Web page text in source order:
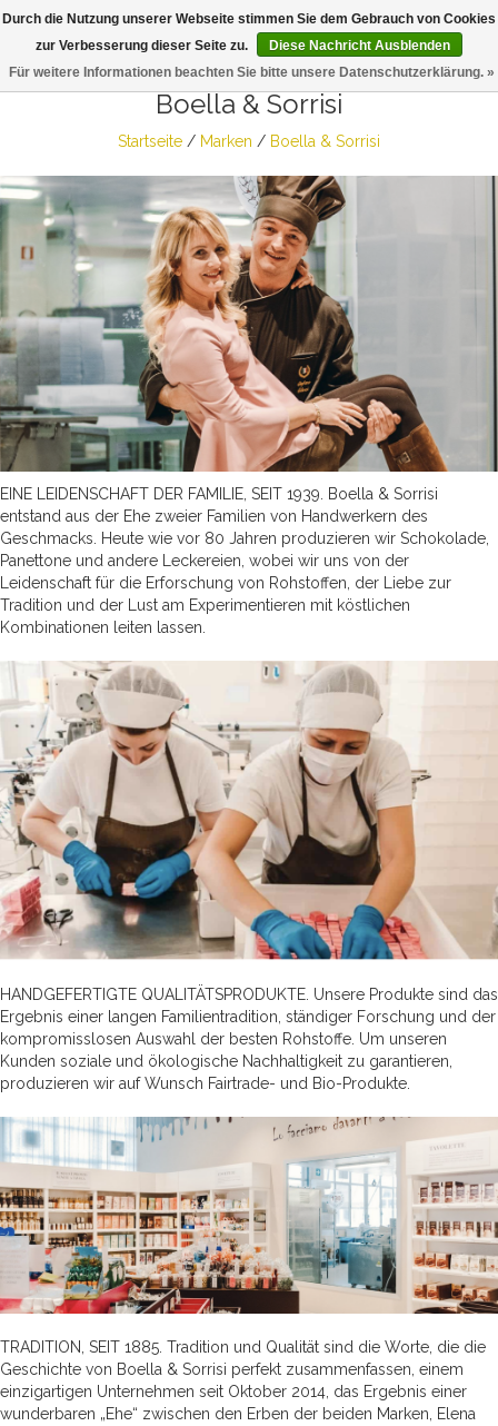
Boella & Sorrisi
Startseite / Marken / Boella & Sorrisi
EINE LEIDENSCHAFT DER FAMILIE, SEIT 1939. Boella & Sorrisi
entstand aus der Ehe zweier Familien von Handwerkern des
Geschmacks. Heute wie vor 80 Jahren produzieren wir Schokolade,
Panettone und andere Leckereien, wobei wir uns von der
Leidenschaft für die Erforschung von Rohstoffen, der Liebe zur
Tradition und der Lust am Experimentieren mit köstlichen
Kombinationen leiten lassen.
HANDGEFERTIGTE QUALITÄTSPRODUKTE. Unsere Produkte sind das
Ergebnis einer langen Familientradition, ständiger Forschung und der
kompromisslosen Auswahl der besten Rohstoffe. Um unseren
Kunden soziale und ökologische Nachhaltigkeit zu garantieren,
produzieren wir auf Wunsch Fairtrade- und Bio-Produkte.
TRADITION, SEIT 1885. Tradition und Qualität sind die Worte, die die
Geschichte von Boella & Sorrisi perfekt zusammenfassen, einem
einzigartigen Unternehmen seit Oktober 2014, das Ergebnis einer
wunderbaren „Ehe“ zwischen den Erben der beiden Marken, Elena
Durch die Nutzung unserer Webseite stimmen Sie dem Gebrauch von Cookies
zur Verbesserung dieser Seite zu.
Diese Nachricht Ausblenden
Für weitere Informationen beachten Sie bitte unsere Datenschutzerklärung. »